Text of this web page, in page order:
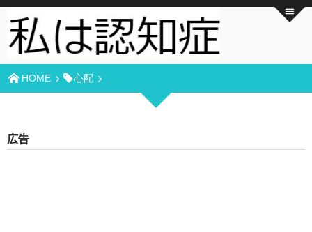
HOME 心配
広告